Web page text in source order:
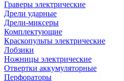
Граверы электрические
Дрели ударные
Дрели-миксеры
Комплектующие
Краскопульты электрические
Лобзики
Ножницы электрические
Отвертки аккумуляторные
Перфораторы